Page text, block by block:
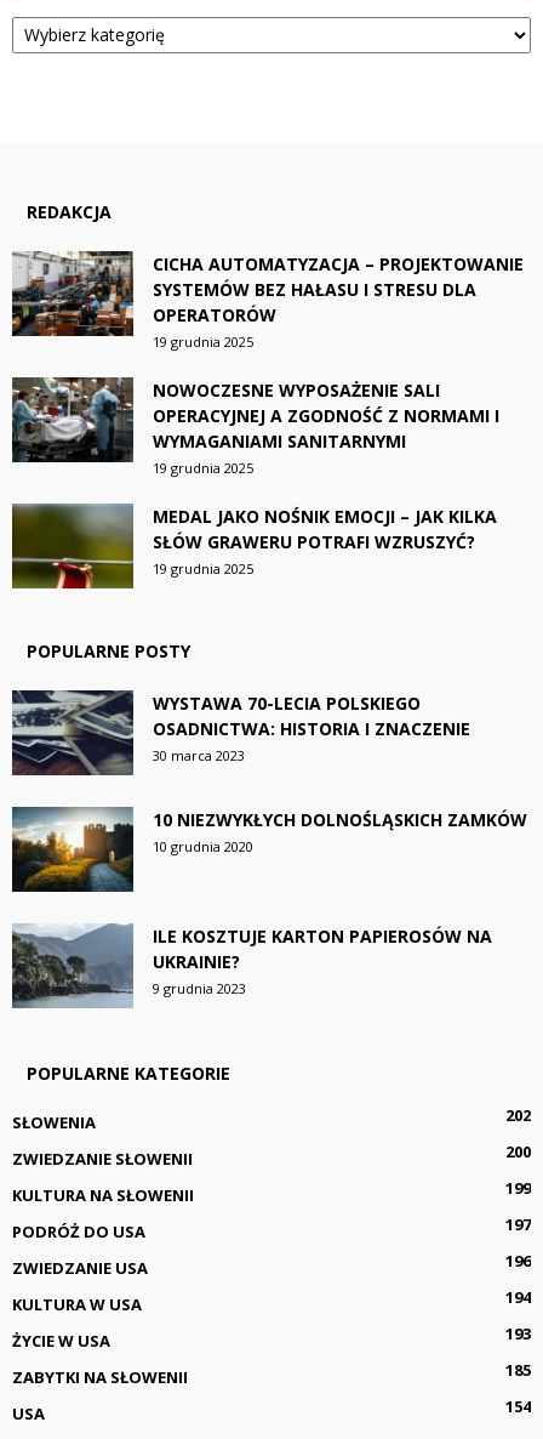
Kategorie
REDAKCJA
CICHA AUTOMATYZACJA – PROJEKTOWANIE
SYSTEMÓW BEZ HAŁASU I STRESU DLA
OPERATORÓW
19 grudnia 2025
NOWOCZESNE WYPOSAŻENIE SALI
OPERACYJNEJ A ZGODNOŚĆ Z NORMAMI I
WYMAGANIAMI SANITARNYMI
19 grudnia 2025
MEDAL JAKO NOŚNIK EMOCJI – JAK KILKA
SŁÓW GRAWERU POTRAFI WZRUSZYĆ?
19 grudnia 2025
POPULARNE POSTY
WYSTAWA 70-LECIA POLSKIEGO
OSADNICTWA: HISTORIA I ZNACZENIE
30 marca 2023
10 NIEZWYKŁYCH DOLNOŚLĄSKICH ZAMKÓW
10 grudnia 2020
ILE KOSZTUJE KARTON PAPIEROSÓW NA
UKRAINIE?
9 grudnia 2023
POPULARNE KATEGORIE
SŁOWENIA
202
ZWIEDZANIE SŁOWENII
200
KULTURA NA SŁOWENII
199
PODRÓŻ DO USA
197
ZWIEDZANIE USA
196
KULTURA W USA
194
ŻYCIE W USA
193
ZABYTKI NA SŁOWENII
185
USA
154